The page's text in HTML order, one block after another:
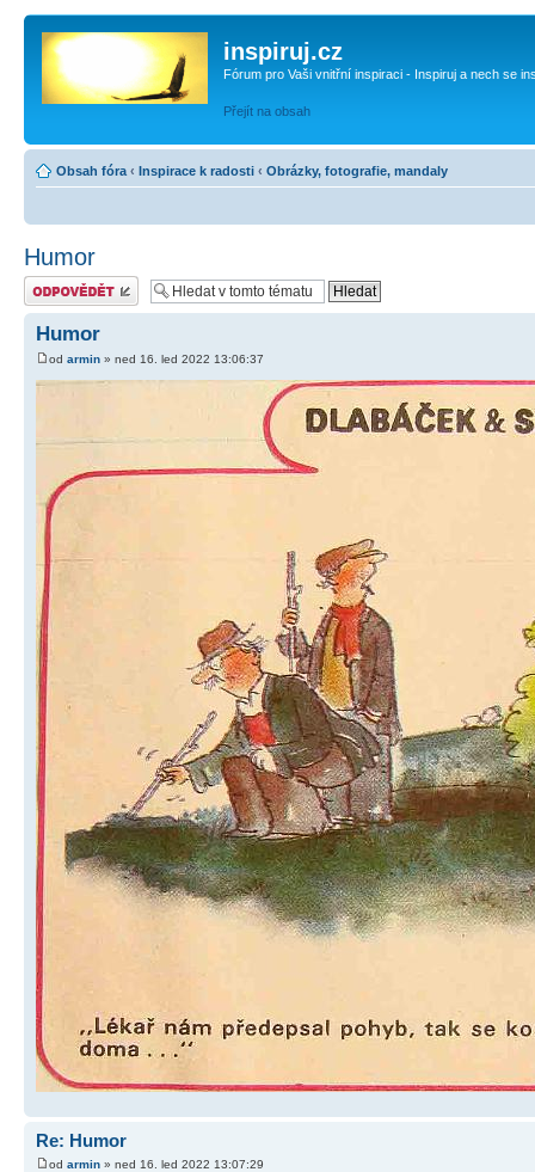
inspiruj.cz
Fórum pro Vaši vnitřní inspiraci - Inspiruj a nech se
Přejít na obsah
Obsah fóra ‹ Inspirace k radosti ‹ Obrázky, fotografie, mandaly
Humor
Odeslat odpověď
Humor
od armin » ned 16. led 2022 13:06:37
Re: Humor
od armin » ned 16. led 2022 13:07:29